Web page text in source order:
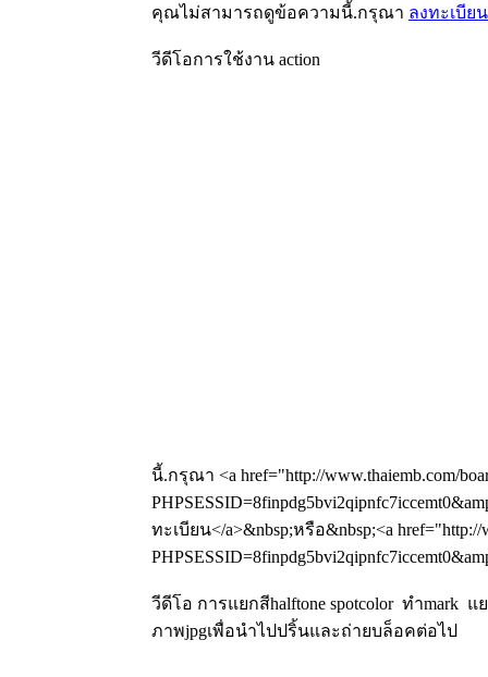
คุณไม่สามารถดูข้อความนี้.กรุณา ลงทะเบียน
วีดีโอการใช้งาน action
นี้.กรุณา <a href="http://www.thaiemb.com/
ทะเบียน</a>&nbsp;หรือ&nbsp;<a href="http://
วีดีโอ การแยกสีhalftone spotcolor ทำmark
ภาพjpgเพื่อนำไปปริ้นและถ่ายบล็อคต่อไป